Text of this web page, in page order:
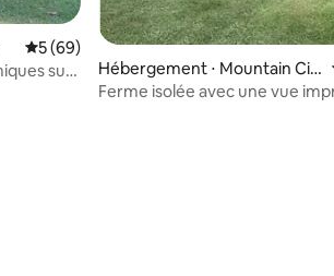
: 4,96 sur 5
Évaluation moyenne sur la base de 69
5 (69)
sur
Hébergement ⋅ Mountain Cit
y
Ferme isolée avec une vue